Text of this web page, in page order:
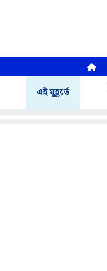
এই মুহূর্তে